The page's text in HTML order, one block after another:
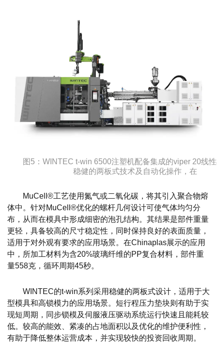
图5：WINTEC t-win 6500注塑机配备集成的viper 20线
稳健的两板式技术及自动化操作，在
MuCell®工艺使用氮气或二氧化碳，将其引入聚合物熔
体中。针对MuCell®优化的螺杆几何设计可使气体均匀分
布，从而在模具中形成细密的泡孔结构。其结果是部件重量
更轻，具备较高的尺寸稳定性，同时保持良好的表面质量，
适用于对外观有要求的应用场景。在Chinaplas展示的应用
中，所加工材料为含20%玻璃纤维的PP复合材料，部件重
量558克，循环周期45秒。
WINTEC的t-win系列采用稳健的两板式设计，适用于大
型模具和高锁模力的应用场景。短行程压力垫块则有助于实
现短周期，同步锁模及伺服液压驱动系统运行快速且能耗较
低。较高的能效、紧凑的占地面积以及优化的维护便利性，
有助于降低整体运营成本，并实现较快的投资回收周期。